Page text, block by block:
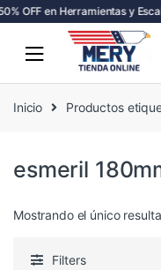
OFF en Herramientas y
Inicio Productos
esmeril
Mostrando el único
Filters